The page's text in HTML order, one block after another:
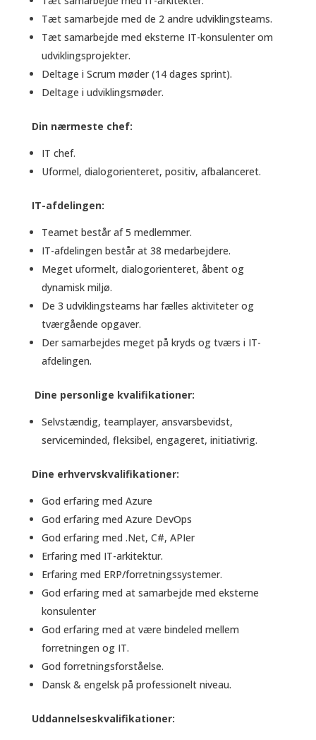
Tæt samarbejde med de 2 andre udviklingsteams.
Tæt samarbejde med eksterne IT-konsulenter om
udviklingsprojekter.
Deltage i Scrum møder (14 dages sprint).
Deltage i udviklingsmøder.
Din nærmeste chef:
IT chef.
Uformel, dialogorienteret, positiv, afbalanceret.
IT-afdelingen:
Teamet består af 5 medlemmer.
IT-afdelingen består at 38 medarbejdere.
Meget uformelt, dialogorienteret, åbent og
dynamisk miljø.
De 3 udviklingsteams har fælles aktiviteter og
tværgående opgaver.
Der samarbejdes meget på kryds og tværs i IT-
afdelingen.
Dine personlige kvalifikationer:
Selvstændig, teamplayer, ansvarsbevidst,
serviceminded, fleksibel, engageret, initiativrig.
Dine erhvervskvalifikationer:
God erfaring med Azure
God erfaring med Azure DevOps
God erfaring med .Net, C#, APIer
Erfaring med IT-arkitektur.
Erfaring med ERP/forretningssystemer.
God erfaring med at samarbejde med eksterne
konsulenter
God erfaring med at være bindeled mellem
forretningen og IT.
God forretningsforståelse.
Dansk & engelsk på professionelt niveau.
Uddannelseskvalifikationer: